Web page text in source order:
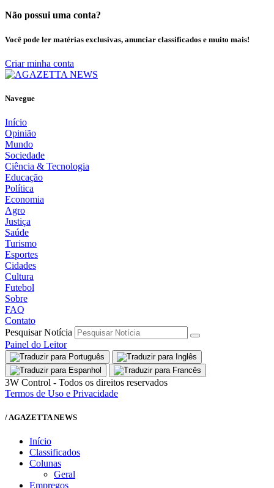
Não possui uma conta?
Você pode ler matérias exclusivas, anunciar classificados e muito mais!
Criar minha conta
Navegue
Início
Opinião
Mundo
Sociedade
Ciência & Tecnologia
Educação
Política
Economia
Agro
Justiça
Saúde
Turismo
Esportes
Cidades
Cultura
Futebol
Sobre
FAQ
Contato
Pesquisar Notícia
Painel do Leitor
3W Control - Todos os direitos reservados
Termos de Uso e Privacidade
/ AGAZETTA NEWS
Início
Classificados
Colunas
Geral
Empregos